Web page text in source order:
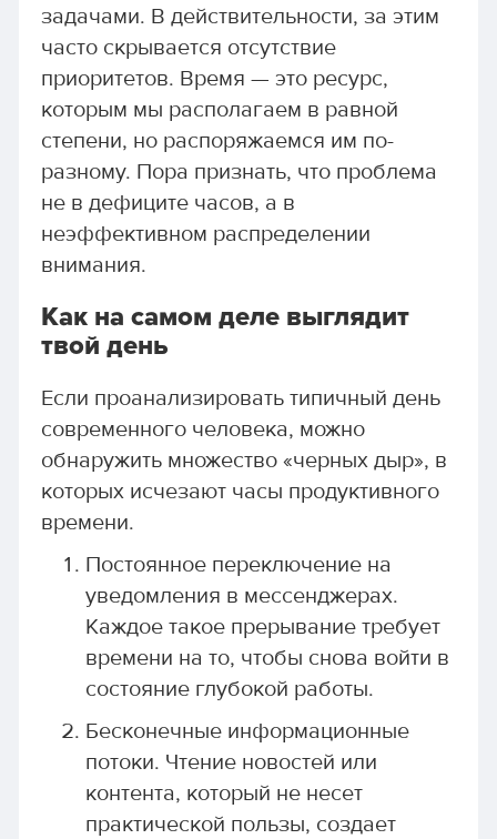
задачами. В действительности, за этим
часто скрывается отсутствие
приоритетов. Время — это ресурс,
которым мы располагаем в равной
степени, но распоряжаемся им по-
разному. Пора признать, что проблема
не в дефиците часов, а в
неэффективном распределении
внимания.
Как на самом деле выглядит
твой день
Если проанализировать типичный день
современного человека, можно
обнаружить множество «черных дыр», в
которых исчезают часы продуктивного
времени.
Постоянное переключение на
уведомления в мессенджерах.
Каждое такое прерывание требует
времени на то, чтобы снова войти в
состояние глубокой работы.
Бесконечные информационные
потоки. Чтение новостей или
контента, который не несет
практической пользы, создает